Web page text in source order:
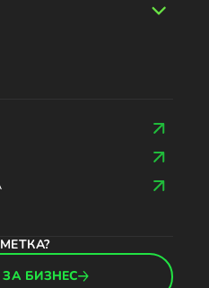
ЗА БИЗНЕС